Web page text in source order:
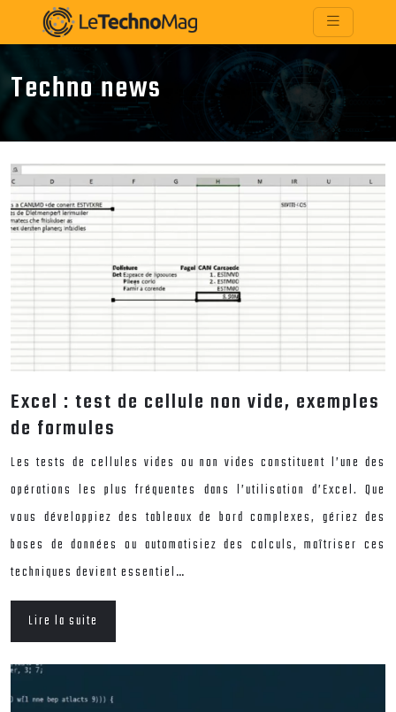
Techno news
Excel : test de cellule non vide, exemples
de formules
Les tests de cellules vides ou non vides constituent l’une des
opérations les plus fréquentes dans l’utilisation d’Excel. Que
vous développiez des tableaux de bord complexes, gériez des
bases de données ou automatisiez des calculs, maîtriser ces
techniques devient essentiel…
Lire la suite